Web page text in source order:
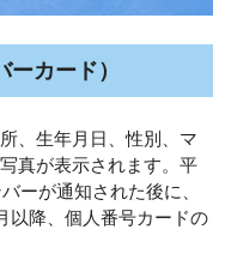
カード）
、生年月日、性別、マ
真が表示されます。平
ーが通知された後に、
以降、個人番号カードの